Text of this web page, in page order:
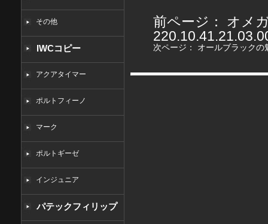
その他
IWCコピー
アクアタイマー
ポルトフィーノ
マーク
ポルトギーゼ
インジュニア
パテックフィリップ
前ページ： オメ
次ページ： オールブラック